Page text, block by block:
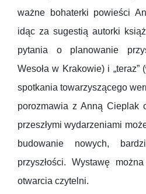
ważne bohaterki powieści
idąc za sugestią autorki
pytania o planowanie
Wesoła w Krakowie) i
spotkania towarzyszącego
porozmawia z Anną Cieplak
przeszłymi wydarzeniami
budowanie nowych,
przyszłości. Wystawę
otwarcia czytelni.